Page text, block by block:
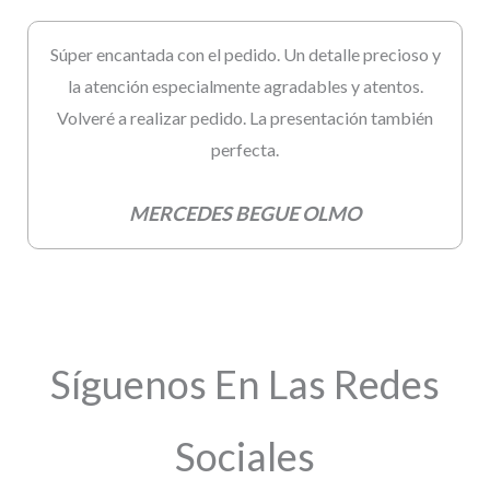
Súper encantada con el pedido. Un detalle precioso y
la atención especialmente agradables y atentos.
Volveré a realizar pedido. La presentación también
perfecta.
MERCEDES BEGUE OLMO
Síguenos En Las Redes
Sociales